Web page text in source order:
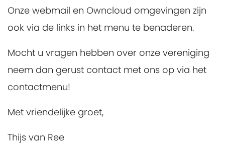
Onze webmail en Owncloud omgevingen zijn
ook via de links in het menu te benaderen.
Mocht u vragen hebben over onze vereniging
neem dan gerust contact met ons op via het
contactmenu!
Met vriendelijke groet,
Thijs van Ree